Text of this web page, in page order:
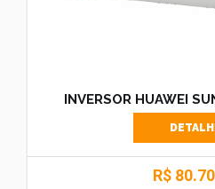
INVERSOR HUAWEI
R$